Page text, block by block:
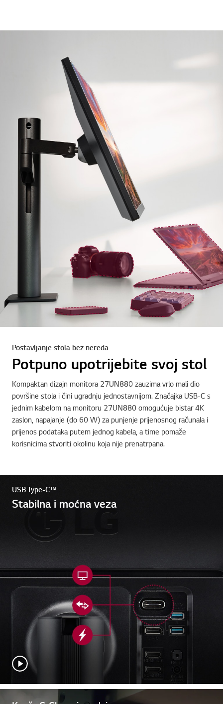
Postavljanje stola bez nereda
Potpuno upotrijebite svoj stol
Kompaktan dizajn monitora 27UN880 zauzima vrlo mali dio
površine stola i čini ugradnju jednostavnijom. Značajka USB-C s
jednim kabelom na monitoru 27UN880 omogućuje bistar 4K
zaslon, napajanje (do 60 W) za punjenje prijenosnog računala i
prijenos podataka putem jednog kabela, a time pomaže
korisnicima stvoriti okolinu koja nije prenatrpana.
USB Type-C™
Stabilna i moćna veza